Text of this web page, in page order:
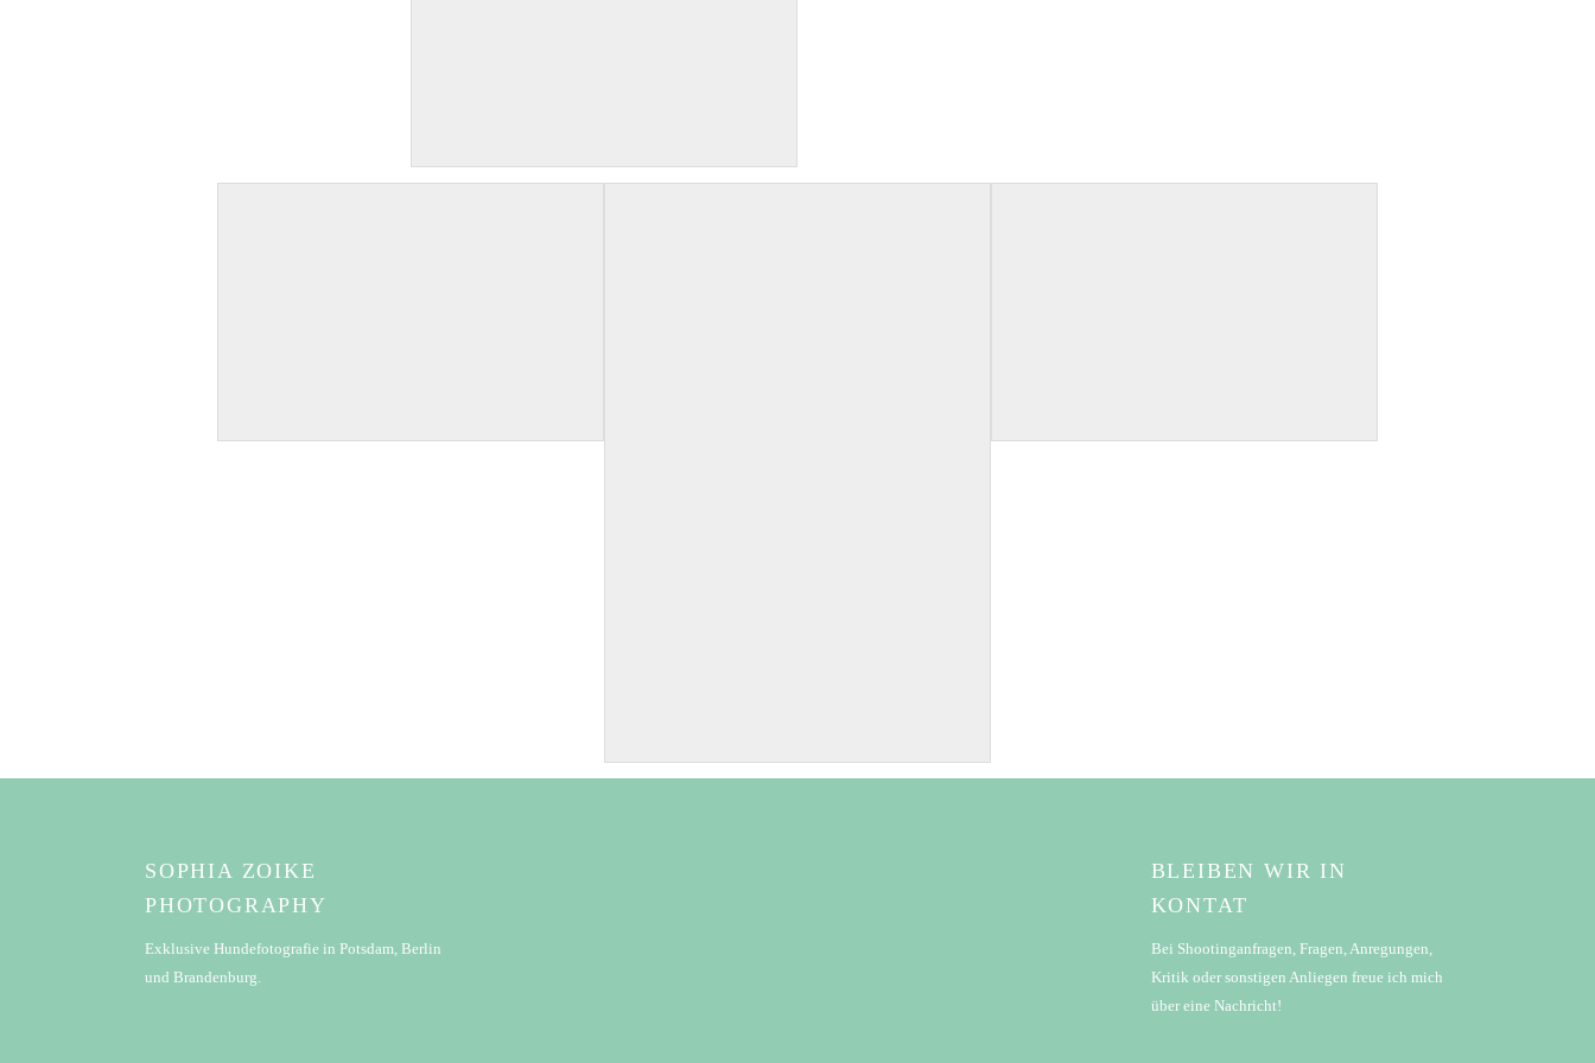
SOPHIA ZOIKE
PHOTOGRAPHY
Exklusive Hundefotografie in Potsdam, Berlin
und Brandenburg.
BLEIBEN WIR IN
KONTAT
Bei Shootinganfragen, Fragen, Anregungen,
Kritik oder sonstigen Anliegen freue ich mich
über eine Nachricht!